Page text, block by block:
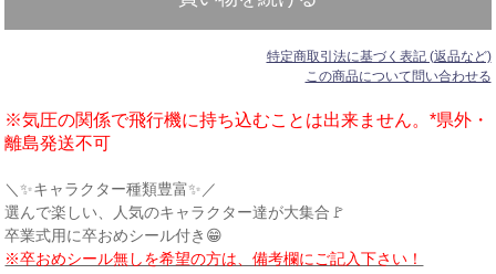
特定商取引法に基づく表記 (返品など)
この商品について問い合わせる
※気圧の関係で飛行機に持ち込むことは出来ません。*県外・
離島発送不可
＼✨キャラクター種類豊富✨／
選んで楽しい、人気のキャラクター達が大集合🚩
卒業式用に卒おめシール付き😁
※卒おめシール無しを希望の方は、備考欄にご記入下さい！